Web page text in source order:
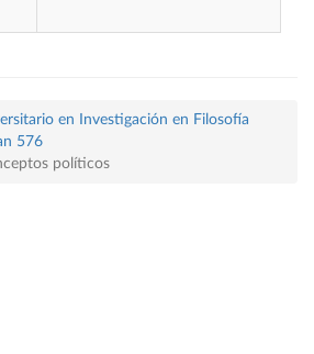
en Investigación en Filosofía
576
políticos